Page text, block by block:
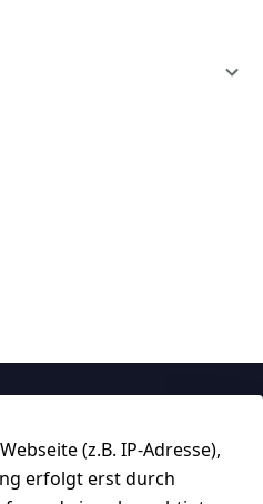
(z.B. IP-Adresse),
erfolgt erst durch